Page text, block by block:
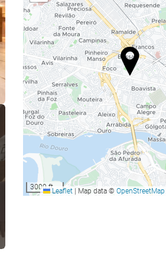
3000 ftLeaflet Map data © OpenStreetMap